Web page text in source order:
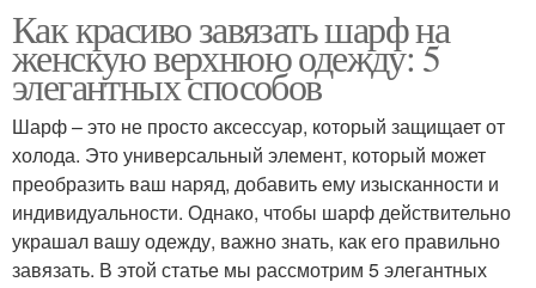
Как красиво завязать шарф на
женскую верхнюю одежду: 5
элегантных способов
Шарф – это не просто аксессуар, который защищает от
холода. Это универсальный элемент, который может
преобразить ваш наряд, добавить ему изысканности и
индивидуальности. Однако, чтобы шарф действительно
украшал вашу одежду, важно знать, как его правильно
завязать. В этой статье мы рассмотрим 5 элегантных